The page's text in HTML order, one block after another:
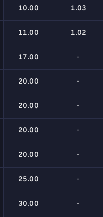
10.00 1.03
11.00 1.02
17.00 -
20.00 -
20.00 -
20.00 -
20.00 -
25.00 -
30.00 -